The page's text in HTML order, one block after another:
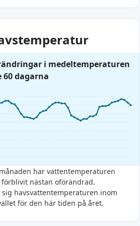
i medeltemperaturen
60 dagarna
har vattentemperaturen
förblivit nästan oförändrad.
havsvattentemperaturen inom
för den här tiden på året.